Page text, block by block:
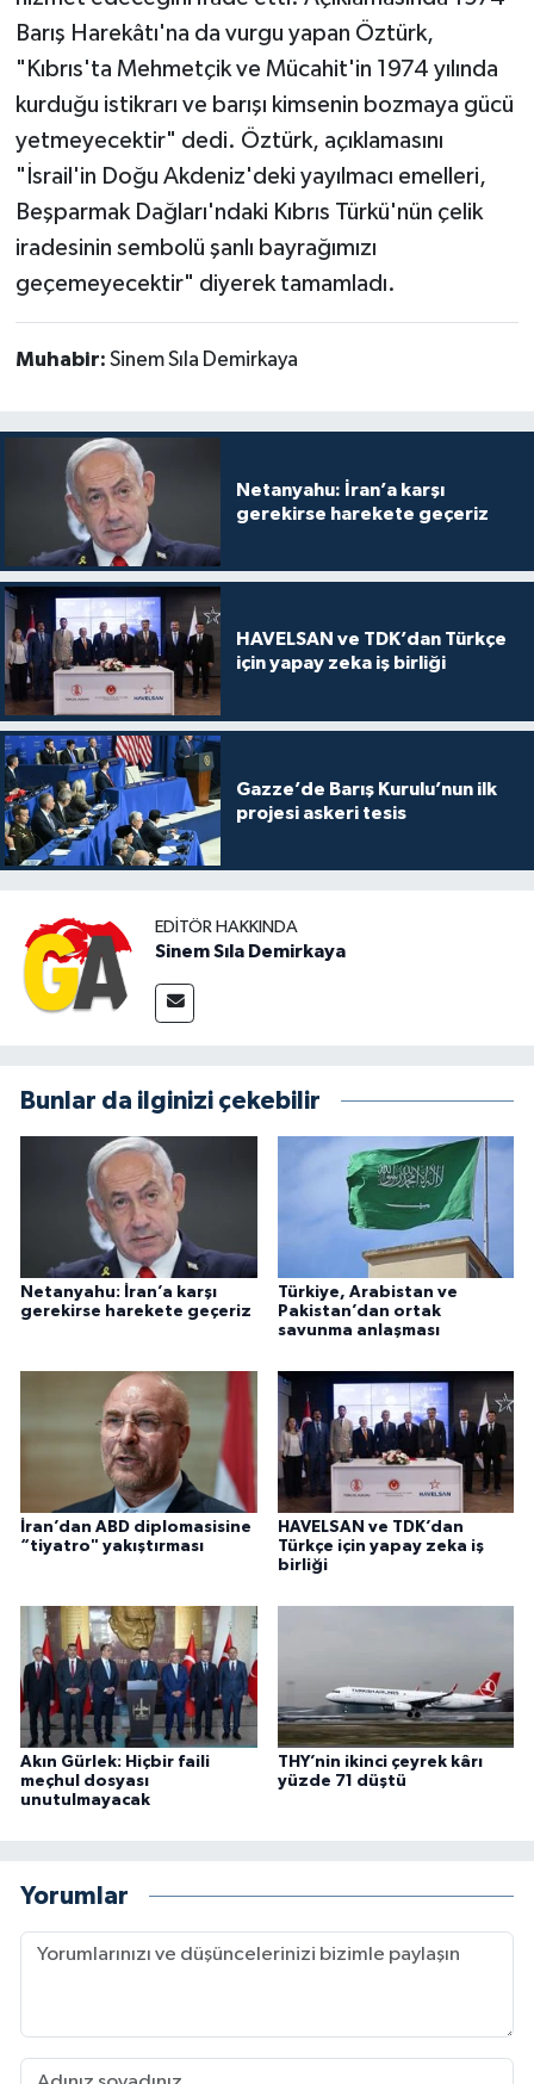
Barış Harekâtı'na da vurgu yapan Öztürk,
"Kıbrıs'ta Mehmetçik ve Mücahit'in 1974 yılında
kurduğu istikrarı ve barışı kimsenin bozmaya gücü
yetmeyecektir" dedi. Öztürk, açıklamasını
"İsrail'in Doğu Akdeniz'deki yayılmacı emelleri,
Beşparmak Dağları'ndaki Kıbrıs Türkü'nün çelik
iradesinin sembolü şanlı bayrağımızı
geçemeyecektir" diyerek tamamladı.
Muhabir: Sinem Sıla Demirkaya
Netanyahu: İran’a karşı
gerekirse harekete geçeriz
HAVELSAN ve TDK’dan Türkçe
için yapay zeka iş birliği
Gazze’de Barış Kurulu’nun ilk
projesi askeri tesis
EDITÖR HAKKINDA
Sinem Sıla Demirkaya
Bunlar da ilginizi çekebilir
Netanyahu: İran’a karşı
gerekirse harekete geçeriz
Türkiye, Arabistan ve
Pakistan’dan ortak
savunma anlaşması
İran’dan ABD diplomasisine
“tiyatro" yakıştırması
HAVELSAN ve TDK’dan
Türkçe için yapay zeka iş
birliği
Akın Gürlek: Hiçbir faili
meçhul dosyası
unutulmayacak
THY’nin ikinci çeyrek kârı
yüzde 71 düştü
Yorumlar